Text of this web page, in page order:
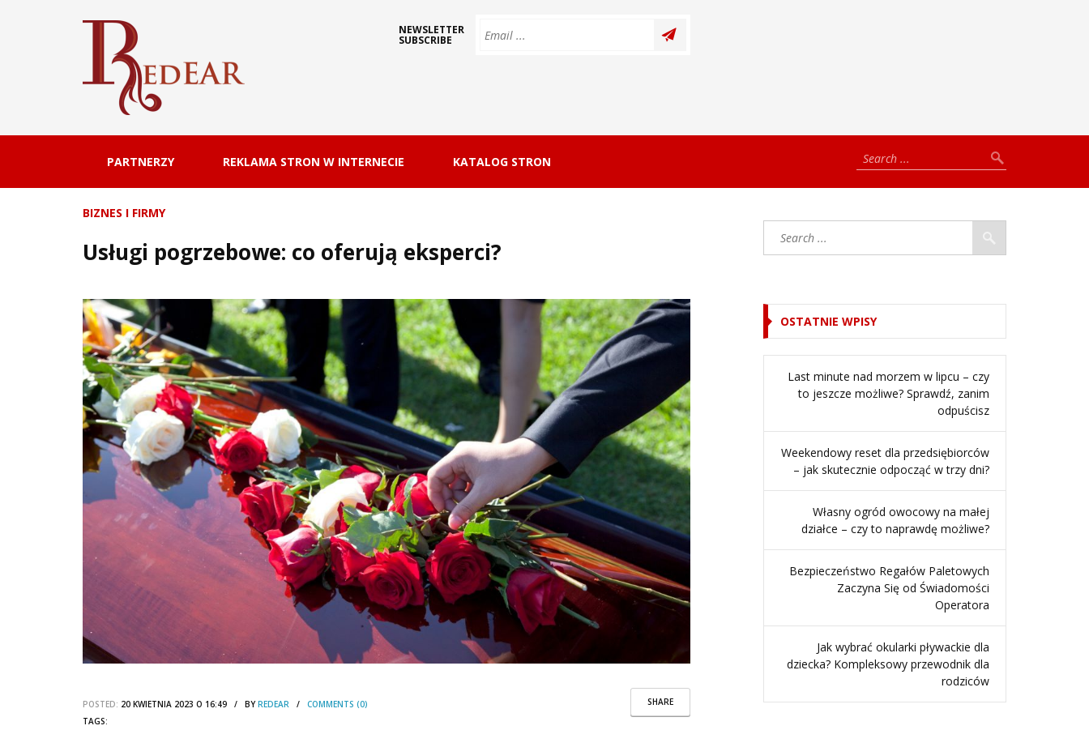
NEWSLETTER
SUBSCRIBE
PARTNERZY REKLAMA STRON W INTERNECIE KATALOG STRON
BIZNES I FIRMY
Usługi pogrzebowe: co oferują eksperci?
SHARE
POSTED: 20 KWIETNIA 2023 O 16:49 / BYREDEAR / COMMENTS (0)
TAGS:
OSTATNIE WPISY
Last minute nad morzem w lipcu – czy
to jeszcze możliwe? Sprawdź, zanim
odpuścisz
Weekendowy reset dla przedsiębiorców
– jak skutecznie odpocząć w trzy dni?
Własny ogród owocowy na małej
działce – czy to naprawdę możliwe?
Bezpieczeństwo Regałów Paletowych
Zaczyna Się od Świadomości
Operatora
Jak wybrać okularki pływackie dla
dziecka? Kompleksowy przewodnik dla
rodziców